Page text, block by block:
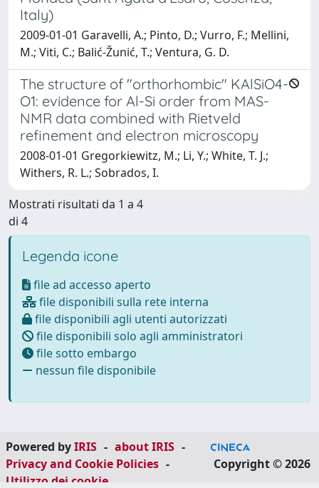
Italy)
2009-01-01 Garavelli, A.; Pinto, D.; Vurro, F.; Mellini,
M.; Viti, C.; Balić-Žunić, T.; Ventura, G. D.
The structure of "orthorhombic" KAlSiO4-
O1: evidence for Al-Si order from MAS-
NMR data combined with Rietveld
refinement and electron microscopy
2008-01-01 Gregorkiewitz, M.; Li, Y.; White, T. J.;
Withers, R. L.; Sobrados, I.
Mostrati risultati da 1 a 4
di 4
Legenda icone
file ad accesso aperto
file disponibili sulla rete interna
file disponibili agli utenti autorizzati
file disponibili solo agli amministratori
file sotto embargo
nessun file disponibile
Powered byIRIS - about IRIS -
Privacy and Cookie Policies -
Utilizzo dei cookie
Copyright © 2026